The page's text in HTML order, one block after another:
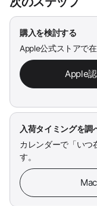
購入を検討する
Apple公式ストアで
Apple
入荷タイミングを調
カレンダーで「いつ
す。